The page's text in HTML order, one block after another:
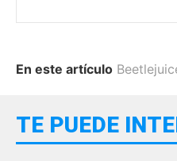
En este artículo
TE PUEDE